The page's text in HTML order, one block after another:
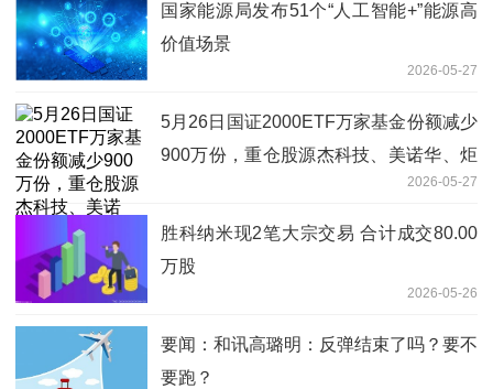
国家能源局发布51个“人工智能+”能源高
价值场景
2026-05-27
5月26日国证2000ETF万家基金份额减少
900万份，重仓股源杰科技、美诺华、炬
2026-05-27
胜科纳米现2笔大宗交易 合计成交80.00
万股
2026-05-26
要闻：和讯高璐明：反弹结束了吗？要不
要跑？